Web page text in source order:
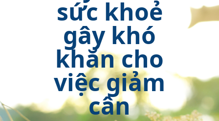
sức khoẻ
gây khó
khăn cho
việc giảm
cân